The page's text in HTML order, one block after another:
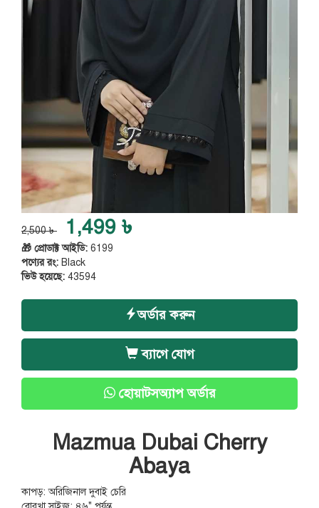
2,500 ৳ 1,499 ৳
🎁 প্রোডাক্ট আইডি: 6199
পণ্যের রং: Black
ভিউ হয়েছে: 43594
অর্ডার করুন
ব্যাগে যোগ
হোয়াটসঅ্যাপ অর্ডার
Mazmua Dubai Cherry
Abaya
কাপড়: অরিজিনাল দুবাই চেরি